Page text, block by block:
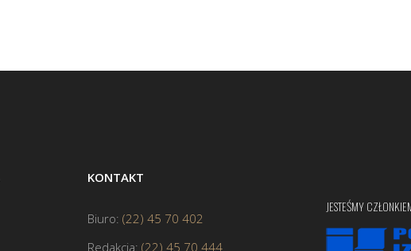
KONTAKT
Biuro: (22) 45 70 402
Redakcja: (22) 45 70 444
JESTEŚMY